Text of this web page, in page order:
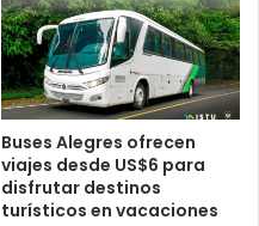
Buses Alegres ofrecen
viajes desde US$6 para
disfrutar destinos
turísticos en vacaciones